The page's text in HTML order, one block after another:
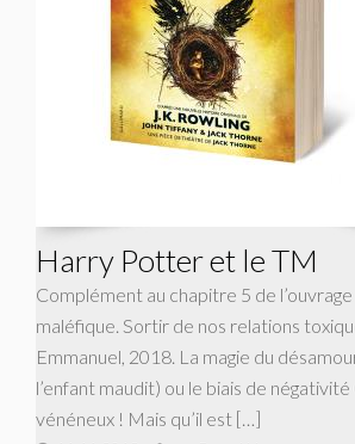
Harry Potter et le TM
Complément au chapitre 5 de l’ouvrage
maléfique. Sortir de nos relations
Emmanuel, 2018. La magie du
l’enfant maudit) ou le biais de
vénéneux ! Mais qu’il est […]